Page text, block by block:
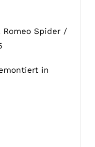
Spider /
in